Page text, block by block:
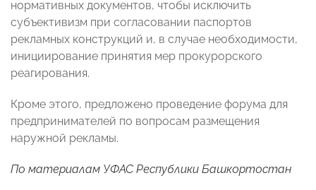
нормативных документов, чтобы исключить
субъективизм при согласовании паспортов
рекламных конструкций и, в случае необходимости,
инициирование принятия мер прокурорского
реагирования.
Кроме этого, предложено проведение форума для
предпринимателей по вопросам размещения
наружной рекламы.
По материалам УФАС Республики Башкортостан